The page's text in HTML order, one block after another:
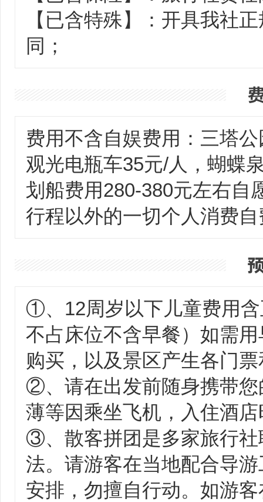
【已含特殊】：开具我社
同；
费用不含自娱费用：三塔
观光电瓶车35元/人，蝴蝶
划船费用280-380元左右自
行程以外的一切个人消费
①、12周岁以下儿童费用
不占床位不含早餐）如需
购买，以及景区产生各门
②、请在出发前随身携带
薄等因乘坐飞机，入住酒
③、散客拼团是多家旅行
法。请游客在当地配合导
安排，勿擅自行动。如游